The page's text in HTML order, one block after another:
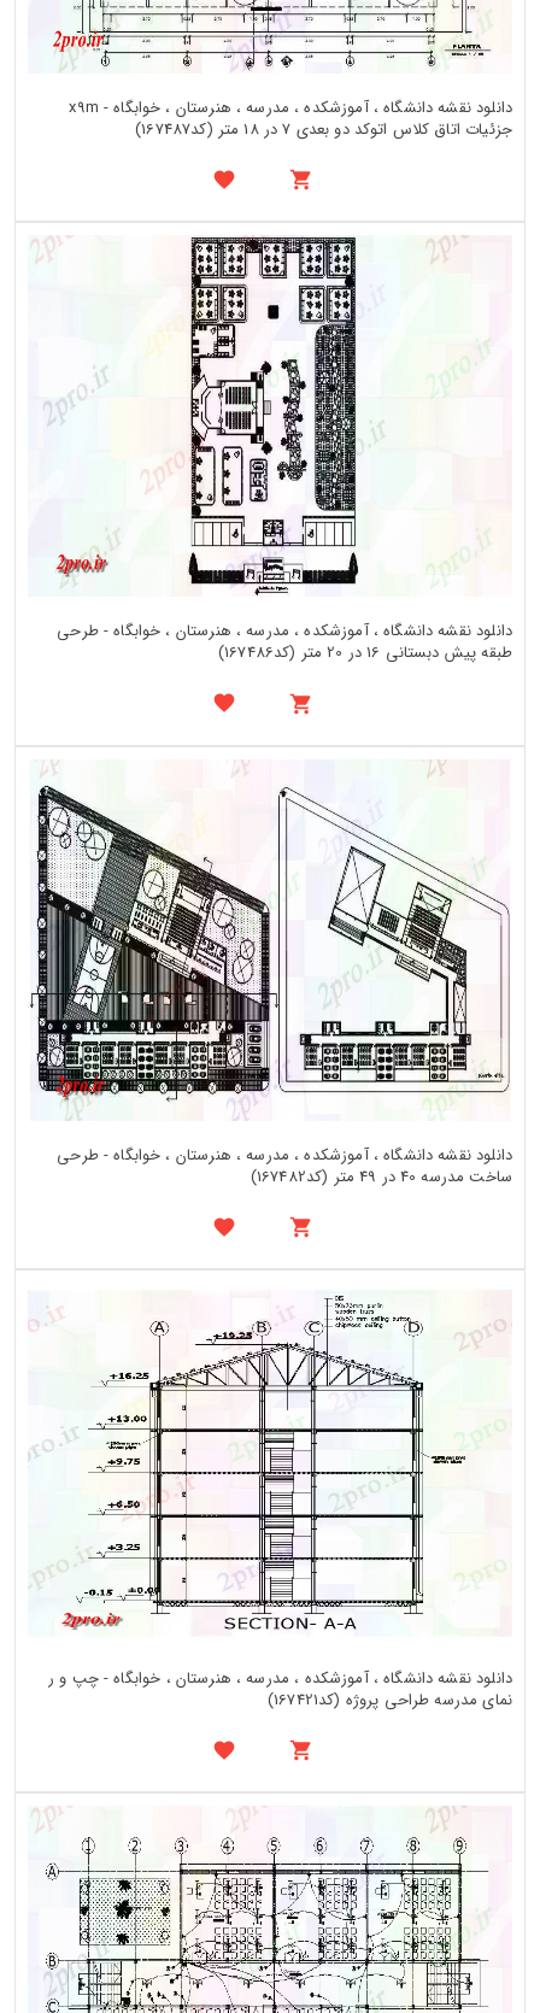
دانلود نقشه دانشگاه ، آموزشکده ، مدرسه ، هنرستان ، خوابگاه - x9m
جزئیات اتاق کلاس اتوکد دو بعدی 7 در 18 متر (کد167487)
دانلود نقشه دانشگاه ، آموزشکده ، مدرسه ، هنرستان ، خوابگاه - طرحی
طبقه پیش دبستانی 16 در 20 متر (کد167486)
دانلود نقشه دانشگاه ، آموزشکده ، مدرسه ، هنرستان ، خوابگاه - طرحی
ساخت مدرسه 40 در 49 متر (کد167482)
دانلود نقشه دانشگاه ، آموزشکده ، مدرسه ، هنرستان ، خوابگاه - چپ و ر
نمای مدرسه طراحی پروژه (کد167421)